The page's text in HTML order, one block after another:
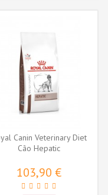
Canin Veterinary Diet
Cão Hepatic
103,90 €